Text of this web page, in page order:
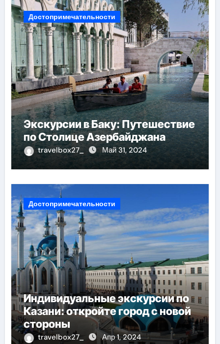
Достопримечательности
Экскурсии в Баку: Путешествие
по Столице Азербайджана
travelbox27_ Май 31, 2024
Достопримечательности
Индивидуальные экскурсии по
Казани: откройте город с новой
стороны
travelbox27_ Апр 1, 2024